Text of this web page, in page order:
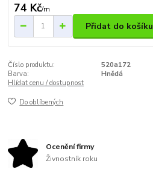
74 Kč/m
Přidat do košíku
Číslo produktu:
520a172
Barva:
Hnědá
Hlídat cenu / dostupnost
Do oblíbených
Ocenění firmy
Živnostník roku